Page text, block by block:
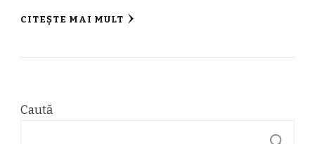
CITEȘTE MAI MULT
Caută